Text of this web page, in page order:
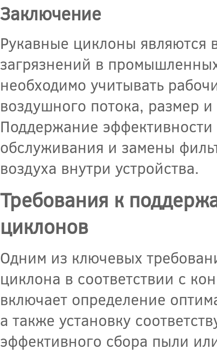
Заключение
Рукавные циклоны являются
загрязнений в
необходимо учитывать
воздушного потока, размер
Поддержание эффективности
обслуживания и замены
воздуха внутри устройства.
Требования к
циклонов
Одним из ключевых
циклона в соответствии с
включает определение
а также установку
эффективного сбора пыли